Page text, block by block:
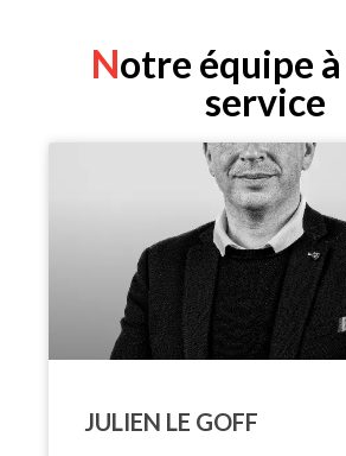
Notre équipe à votre
service
JULIEN LE GOFF